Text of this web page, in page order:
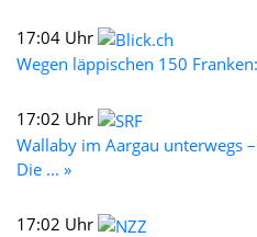
17:04 Uhr
Wegen läppischen 150
17:02 Uhr
Wallaby im Aargau unterwegs
Die ... »
17:02 Uhr